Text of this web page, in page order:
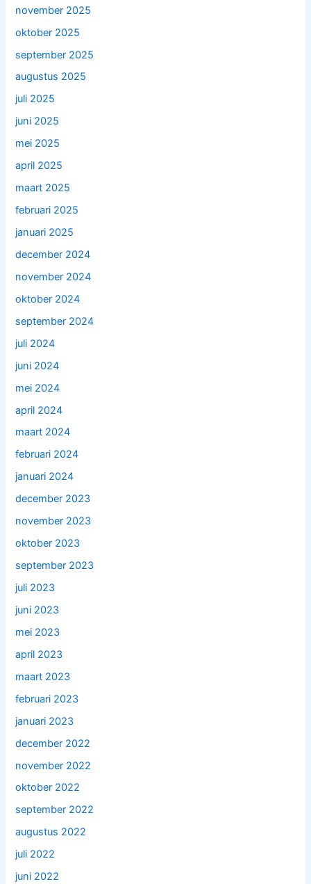
november 2025
oktober 2025
september 2025
augustus 2025
juli 2025
juni 2025
mei 2025
april 2025
maart 2025
februari 2025
januari 2025
december 2024
november 2024
oktober 2024
september 2024
juli 2024
juni 2024
mei 2024
april 2024
maart 2024
februari 2024
januari 2024
december 2023
november 2023
oktober 2023
september 2023
juli 2023
juni 2023
mei 2023
april 2023
maart 2023
februari 2023
januari 2023
december 2022
november 2022
oktober 2022
september 2022
augustus 2022
juli 2022
juni 2022